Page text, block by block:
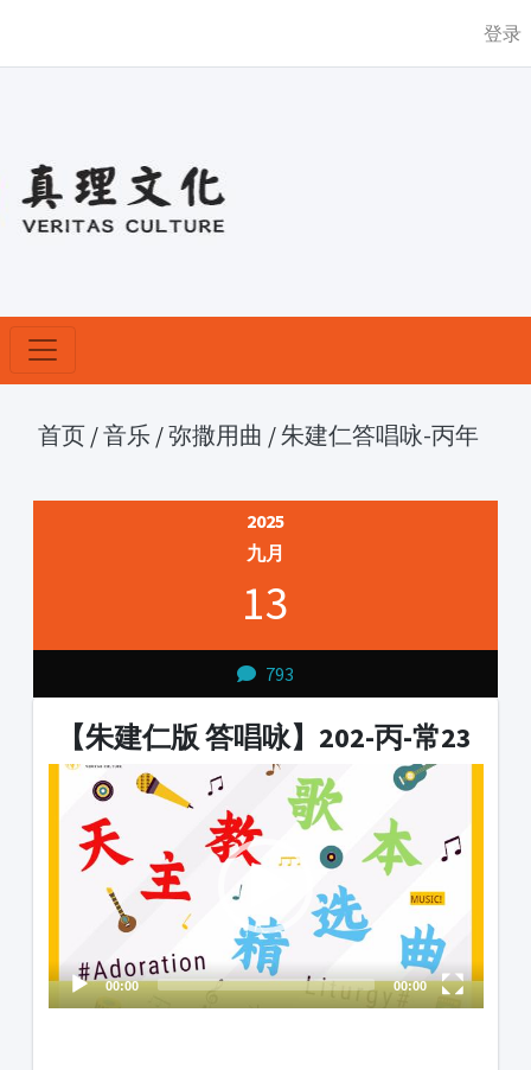
登录
首页 /音乐 /弥撒用曲 / 朱建仁答唱咏-丙年
2025
九月
13
793
【朱建仁版 答唱咏】202-丙-常23
Video
Player
00:00 00:00